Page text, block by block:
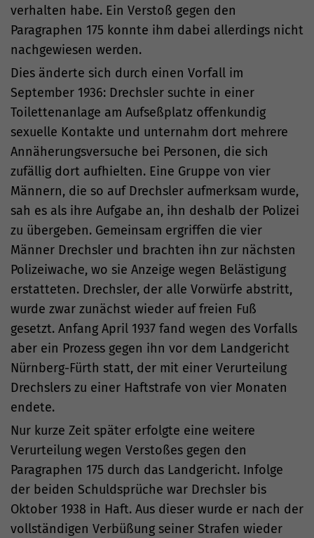
verhalten habe. Ein Verstoß gegen den
Paragraphen 175 konnte ihm dabei allerdings nicht
nachgewiesen werden.
Dies änderte sich durch einen Vorfall im
September 1936: Drechsler suchte in einer
Toilettenanlage am Aufseßplatz offenkundig
sexuelle Kontakte und unternahm dort mehrere
Annäherungsversuche bei Personen, die sich
zufällig dort aufhielten. Eine Gruppe von vier
Männern, die so auf Drechsler aufmerksam wurde,
sah es als ihre Aufgabe an, ihn deshalb der Polizei
zu übergeben. Gemeinsam ergriffen die vier
Männer Drechsler und brachten ihn zur nächsten
Polizeiwache, wo sie Anzeige wegen Belästigung
erstatteten. Drechsler, der alle Vorwürfe abstritt,
wurde zwar zunächst wieder auf freien Fuß
gesetzt. Anfang April 1937 fand wegen des Vorfalls
aber ein Prozess gegen ihn vor dem Landgericht
Nürnberg-Fürth statt, der mit einer Verurteilung
Drechslers zu einer Haftstrafe von vier Monaten
endete.
Nur kurze Zeit später erfolgte eine weitere
Verurteilung wegen Verstoßes gegen den
Paragraphen 175 durch das Landgericht. Infolge
der beiden Schuldsprüche war Drechsler bis
Oktober 1938 in Haft. Aus dieser wurde er nach der
vollständigen Verbüßung seiner Strafen wieder